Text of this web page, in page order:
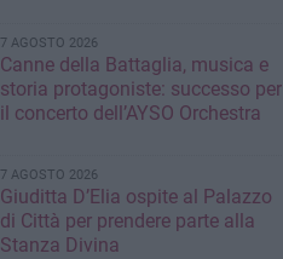
7 AGOSTO 2026
Canne della Battaglia, musica e
storia protagoniste: successo per
il concerto dell’AYSO Orchestra
7 AGOSTO 2026
Giuditta D’Elia ospite al Palazzo
di Città per prendere parte alla
Stanza Divina